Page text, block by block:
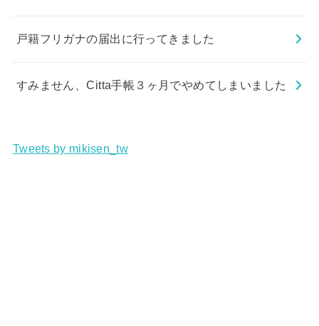
戸籍フリガナの届出に行ってきました
すみません、Citta手帳３ヶ月でやめてしまいました
Tweets by mikisen_tw